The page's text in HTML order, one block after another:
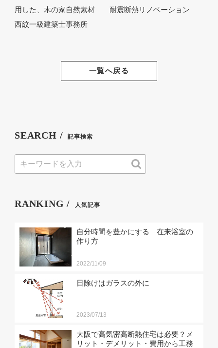
用した、木の家自然素材 耐震断熱リノベーション
西紋一級建築士事務所
一覧へ戻る
SEARCH / 記事検索
RANKING / 人気記事
自分時間を豊かにする 在来浴室の
作り方
2022/11/09
日除けはガラスの外に
2023/07/13
大阪で高気密高断熱住宅は必要？メ
リット・デメリット・費用から工務